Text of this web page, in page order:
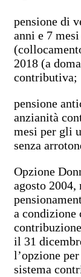
pensione di
anni e 7
2018 (a
contributiva;
pensione
anzianità
mesi per gli
senza
Opzione
agosto
a condizione
il 31
l’opzione
sistema